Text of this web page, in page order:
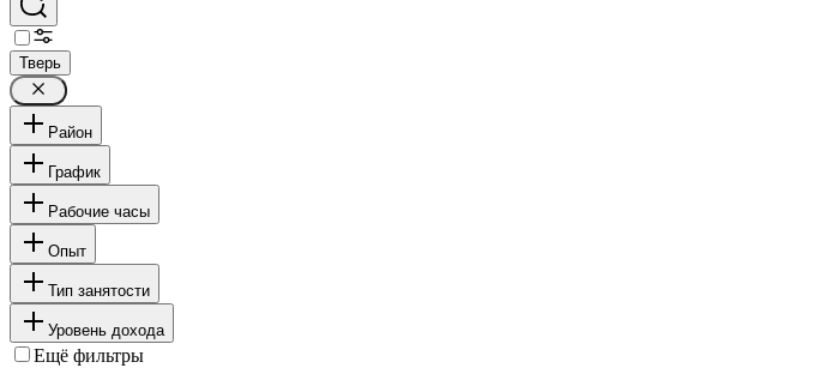
Тверь
Район
График
Рабочие часы
Опыт
Тип занятости
Уровень дохода
Ещё фильтры